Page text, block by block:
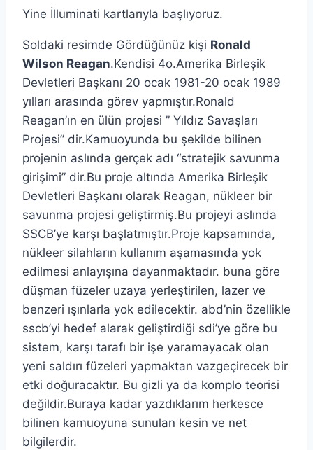
Yine İlluminati kartlarıyla başlıyoruz.
Soldaki resimde Gördüğünüz kişi Ronald
Wilson Reagan.Kendisi 4o.Amerika Birleşik
Devletleri Başkanı 20 ocak 1981-20 ocak 1989
yılları arasında görev yapmıştır.Ronald
Reagan’ın en ülün projesi ” Yıldız Savaşları
Projesi” dir.Kamuoyunda bu şekilde bilinen
projenin aslında gerçek adı “stratejik savunma
girişimi” dir.Bu proje altında Amerika Birleşik
Devletleri Başkanı olarak Reagan, nükleer bir
savunma projesi geliştirmiş.Bu projeyi aslında
SSCB’ye karşı başlatmıştır.Proje kapsamında,
nükleer silahların kullanım aşamasında yok
edilmesi anlayışına dayanmaktadır. buna göre
düşman füzeler uzaya yerleştirilen, lazer ve
benzeri ışınlarla yok edilecektir. abd’nin özellikle
sscb’yi hedef alarak geliştirdiği sdi’ye göre bu
sistem, karşı tarafı bir işe yaramayacak olan
yeni saldırı füzeleri yapmaktan vazgeçirecek bir
etki doğuracaktır. Bu gizli ya da komplo teorisi
değildir.Buraya kadar yazdıklarım herkesce
bilinen kamuoyuna sunulan kesin ve net
bilgilerdir.